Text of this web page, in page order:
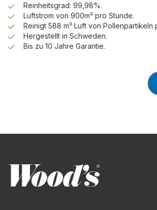
Reinheitsgrad: 99,98%.
Luftstrom von 900m³ pro Stunde.
Reinigt 588 m³ Luft von Pollenpartikeln
Hergestellt in Schweden.
Bis zu 10 Jahre Garantie.